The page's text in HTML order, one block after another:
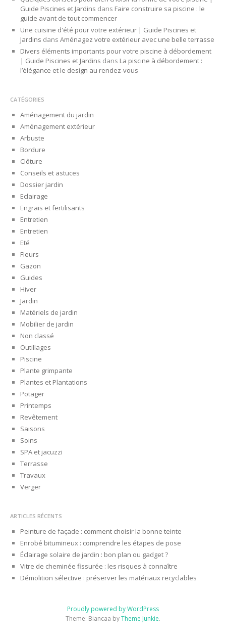
Guide Piscines et Jardins dans Faire construire sa piscine : le
guide avant de tout commencer
Une cuisine d'été pour votre extérieur | Guide Piscines et
Jardins dans Aménagez votre extérieur avec une belle terrasse
Divers éléments importants pour votre piscine à débordement
| Guide Piscines et Jardins dans La piscine à débordement :
l’élégance et le design au rendez-vous
CATÉGORIES
Aménagement du jardin
Aménagement extérieur
Arbuste
Bordure
Clôture
Conseils et astuces
Dossier jardin
Eclairage
Engrais et fertilisants
Entretien
Entretien
Eté
Fleurs
Gazon
Guides
Hiver
Jardin
Matériels de jardin
Mobilier de jardin
Non classé
Outillages
Piscine
Plante grimpante
Plantes et Plantations
Potager
Printemps
Revêtement
Saisons
Soins
SPA et jacuzzi
Terrasse
Travaux
Verger
ARTICLES RÉCENTS
Peinture de façade : comment choisir la bonne teinte
Enrobé bitumineux : comprendre les étapes de pose
Éclairage solaire de jardin : bon plan ou gadget ?
Vitre de cheminée fissurée : les risques à connaître
Démolition sélective : préserver les matériaux recyclables
Proudly powered by WordPress
Theme: Biancaa byTheme Junkie.